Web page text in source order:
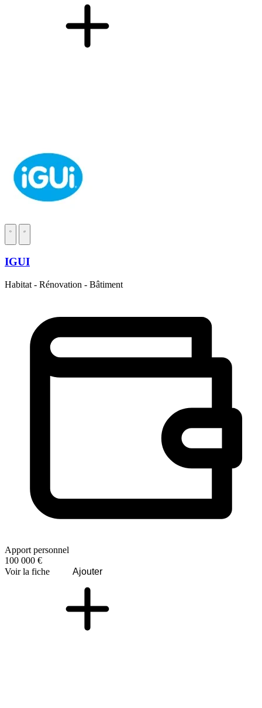
IGUI
Habitat - Rénovation - Bâtiment
Apport personnel
100 000 €
Voir la fiche
Ajouter